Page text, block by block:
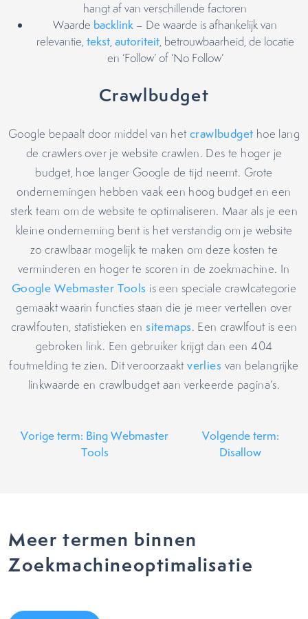
hangt af van verschillende factoren
Waarde backlink – De waarde is afhankelijk van
relevantie,tekst,autoriteit, betrouwbaarheid, de locatie
en ‘Follow’ of ‘No Follow’
Crawlbudget
Google bepaalt door middel van hetcrawlbudget hoe lang
de crawlers over je website crawlen. Des te hoger je
budget, hoe langer Google de tijd neemt. Grote
ondernemingen hebben vaak een hoog budget en een
sterk team om de website te optimaliseren. Maar als je een
kleine onderneming bent is het verstandig om je website
zo crawlbaar mogelijk te maken om deze kosten te
verminderen en hoger te scoren in de zoekmachine. In
Google Webmaster Tools is een speciale crawlcategorie
gemaakt waarin functies staan die je meer vertellen over
crawlfouten, statistieken ensitemaps. Een crawlfout is een
gebroken link. Een gebruiker krijgt dan een 404
foutmelding te zien. Dit veroorzaaktverlies van belangrijke
linkwaarde en crawlbudget aan verkeerde pagina’s.
Vorige term: Bing Webmaster
Tools
Volgende term:
Disallow
Meer termen binnen
Zoekmachineoptimalisatie